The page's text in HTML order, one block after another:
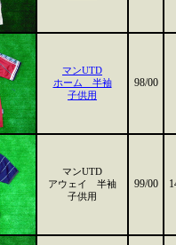
マンUTD
ホーム 半袖
子供用
98/00
マンUTD
アウェイ 半袖
子供用
99/00